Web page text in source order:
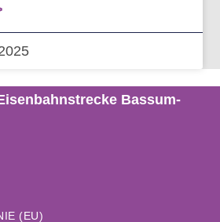
Bassum-
(EU)